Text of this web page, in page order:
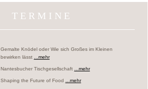
TERMINE
Gemalte Knödel oder Wie sich Großes im Kleinen
bewirken lässt
...mehr
Nantesbucher Tischgesellschaft ...mehr
Shaping the Future of Food ...mehr